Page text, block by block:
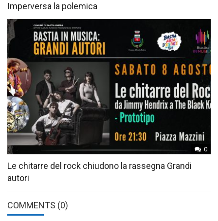
Imperversa la polemica
0
Le chitarre del rock chiudono la rassegna Grandi
autori
COMMENTS (0)